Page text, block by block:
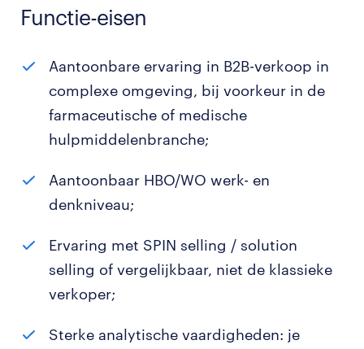
Functie-eisen
Aantoonbare ervaring in B2B-verkoop in
complexe omgeving, bij voorkeur in de
farmaceutische of medische
hulpmiddelenbranche;
Aantoonbaar HBO/WO werk- en
denkniveau;
Ervaring met SPIN selling / solution
selling of vergelijkbaar, niet de klassieke
verkoper;
Sterke analytische vaardigheden: je